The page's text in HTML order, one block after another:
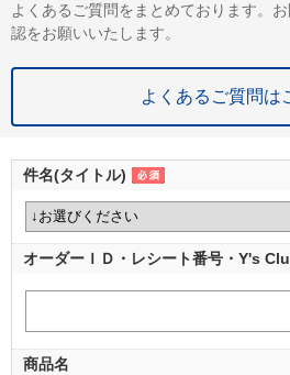
よくあるご質問をまとめております。
認をお願いいたします。
よくあるご質問は
件名(タイトル)
オーダーＩＤ・レシート番号・Y's
商品名